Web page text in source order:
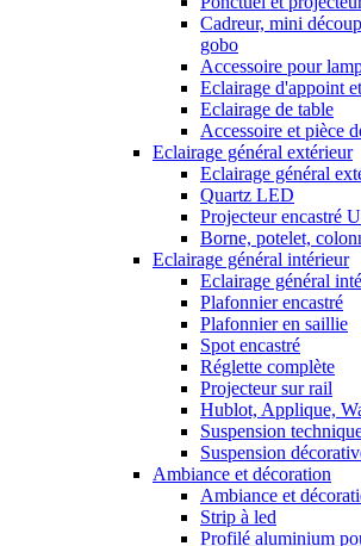
Cadreur, mini
gobo
Accessoire pour
Eclairage d'appoint
Eclairage de table
Accessoire et pièce
Eclairage général extérieur
Eclairage général
Quartz LED
Projecteur encastré
Borne, potelet,
Eclairage général intérieur
Eclairage général
Plafonnier encastré
Plafonnier en saillie
Spot encastré
Réglette complète
Projecteur sur rail
Hublot, Applique,
Suspension
Suspension
Ambiance et décoration
Ambiance et
Strip à led
Profilé aluminium